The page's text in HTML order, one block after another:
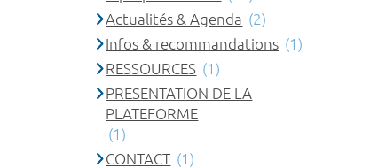
Actualités & Agenda (2)
Infos & recommandations (1)
RESSOURCES (1)
PRESENTATION DE LA
PLATEFORME
(1)
CONTACT (1)